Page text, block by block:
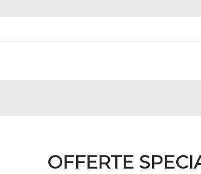
OFFERTE